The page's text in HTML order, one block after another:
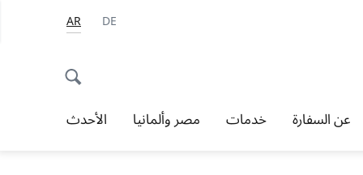
DE
AR
عن السفارة خدمات مصر وألمانيا الأحدث